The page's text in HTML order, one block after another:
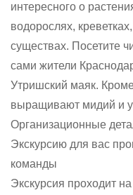
интересного о
водорослях,
существах. Посетите
сами жители
Утришский маяк.
выращивают мидий и
Организационные
Экскурсию для вас
команды
Экскурсия проходит